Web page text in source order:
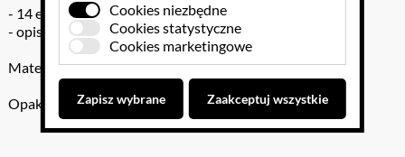
- 14 etykietek opisowych
- opis przykładowych ćwiczeń
Materiał: tektura
Opakowanie: woreczek + pudełko tekturowe
Cookies niezbędne
Cookies statystyczne
Cookies marketingowe
Zapisz wybrane Zaakceptuj wszystkie